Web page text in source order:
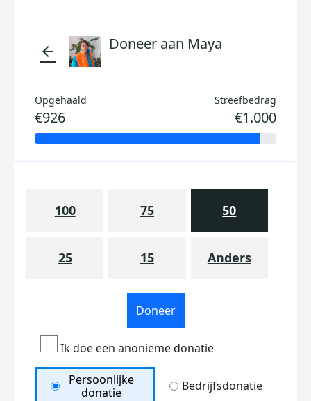
arrow_back Doneer aan Maya
Opgehaald
€926
Streefbedrag
€1.000
100 75 50
25 15 Anders
Doneer
Ik doe een anonieme donatie
Persoonlijke
donatie
Bedrijfsdonatie